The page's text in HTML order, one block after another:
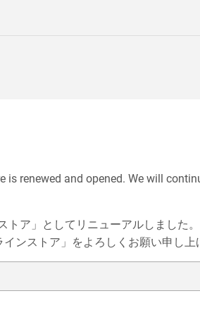
is renewed and opened. We will
ア」としてリニューアルしました
ンストア」をよろしくお願い申し上